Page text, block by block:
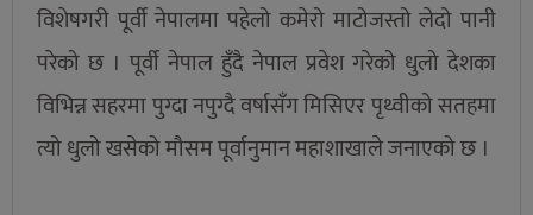
विशेषगरी पूर्वी नेपालमा पहेलो कमेरो माटोजस्तो लेदो पानी
परेको छ । पूर्वी नेपाल हुँदै नेपाल प्रवेश गरेको धुलो देशका
विभिन्न सहरमा पुग्दा नपुग्दै वर्षासँग मिसिएर पृथ्वीको सतहमा
त्यो धुलो खसेको मौसम पूर्वानुमान महाशाखाले जनाएको छ ।